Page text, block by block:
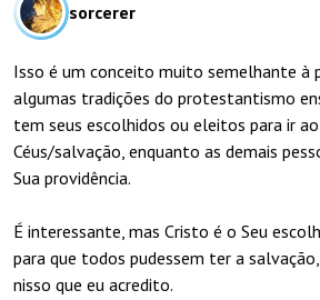
sorcerer
Isso é um conceito muito semelhante à
algumas tradições do protestantismo
tem seus escolhidos ou eleitos para ir
Céus/salvação, enquanto as demais
Sua providência.
É interessante, mas Cristo é o Seu
para que todos pudessem ter a salvação,
nisso que eu acredito.